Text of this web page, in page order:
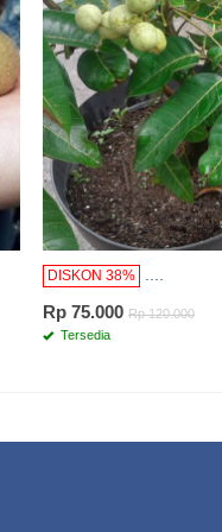
DISKON 38%
Rp 75.000 Rp 120.000
Tersedia